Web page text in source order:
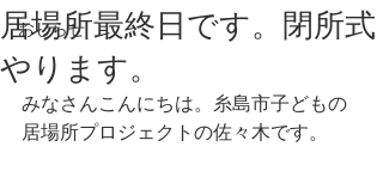
おしらせ
居場所最終日です。閉所式
やります。
みなさんこんにちは。糸島市子どもの
居場所プロジェクトの佐々木です。